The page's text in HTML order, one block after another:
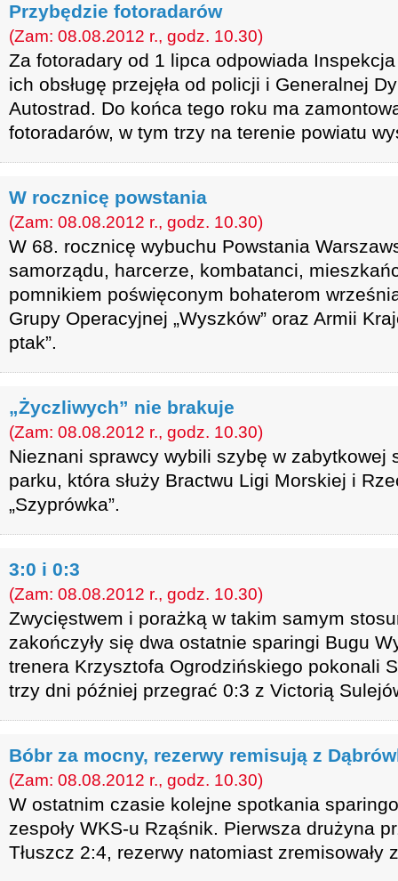
Przybędzie fotoradarów
(Zam: 08.08.2012 r., godz. 10.30)
Za fotoradary od 1 lipca odpowiada
ich obsługę przejęła od policji i Generalnej
Autostrad. Do końca tego roku ma
fotoradarów, w tym trzy na terenie powiatu
W rocznicę powstania
(Zam: 08.08.2012 r., godz. 10.30)
W 68. rocznicę wybuchu Powstania
samorządu, harcerze, kombatanci,
pomnikiem poświęconym bohaterom
Grupy Operacyjnej „Wyszków” oraz Armii
ptak”.
„Życzliwych” nie brakuje
(Zam: 08.08.2012 r., godz. 10.30)
Nieznani sprawcy wybili szybę w zabytkowej
parku, która służy Bractwu Ligi Morskiej i
„Szyprówka”.
3:0 i 0:3
(Zam: 08.08.2012 r., godz. 10.30)
Zwycięstwem i porażką w takim samym
zakończyły się dwa ostatnie sparingi Bugu
trenera Krzysztofa Ogrodzińskiego pokonali
trzy dni później przegrać 0:3 z Victorią
Bóbr za mocny, rezerwy remisują z
(Zam: 08.08.2012 r., godz. 10.30)
W ostatnim czasie kolejne spotkania
zespoły WKS-u Rząśnik. Pierwsza drużyna
Tłuszcz 2:4, rezerwy natomiast zremisowały